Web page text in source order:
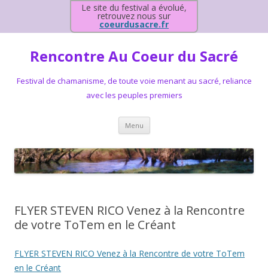
Le site du festival a évolué,
retrouvez nous sur
coeurdusacre.fr
Rencontre Au Coeur du Sacré
Festival de chamanisme, de toute voie menant au sacré, reliance
avec les peuples premiers
Menu Aller au contenu principal
FLYER STEVEN RICO Venez à la Rencontre
de votre ToTem en le Créant
FLYER STEVEN RICO Venez à la Rencontre de votre ToTem
en le Créant